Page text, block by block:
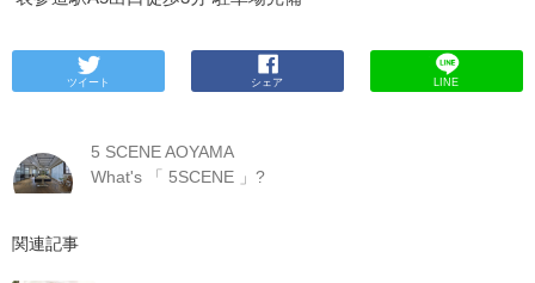
ツイート シェア LINE
5 SCENE AOYAMA
What's 「 5SCENE 」?
関連記事